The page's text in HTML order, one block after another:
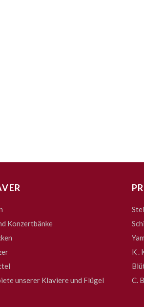
Konzertbänke
unserer Klaviere und Flügel
K .
C.